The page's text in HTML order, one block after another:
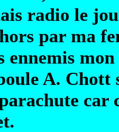
radio le
par ma
ennemis
A.
car